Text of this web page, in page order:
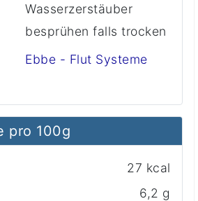
Wasserzerstäuber
besprühen falls trocken
Ebbe - Flut Systeme
pro 100g
27 kcal
6,2 g